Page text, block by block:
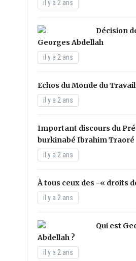
il y a 2 ans
Décision
Georges Abdellah
il y a 2 ans
Echos du Monde du Travail
il y a 2 ans
Important discours du
burkinabé Ibrahim Traoré
il y a 2 ans
À tous ceux des -« droits
il y a 2 ans
Qui est
Abdellah ?
il y a 2 ans